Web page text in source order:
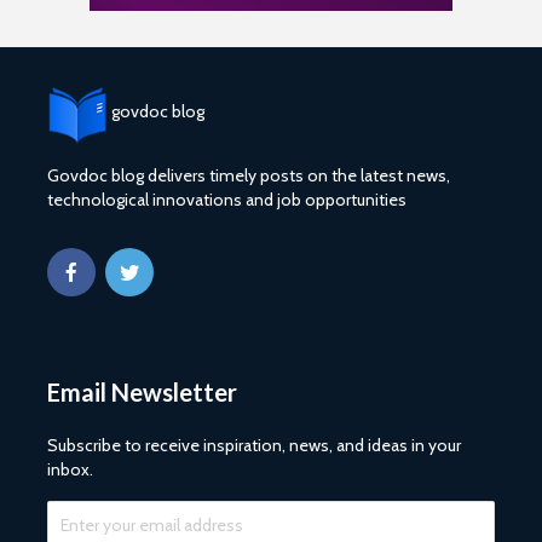
govdoc blog
Govdoc blog delivers timely posts on the latest news,
technological innovations and job opportunities
Email Newsletter
Subscribe to receive inspiration, news, and ideas in your
inbox.